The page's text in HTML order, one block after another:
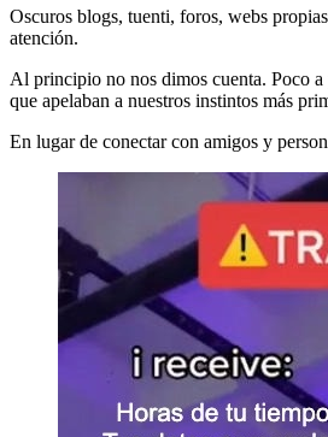
Oscuros blogs, tuenti, foros, webs
atención.
Al principio no nos dimos cuenta. Poco
que apelaban a nuestros instintos más
En lugar de conectar con amigos y